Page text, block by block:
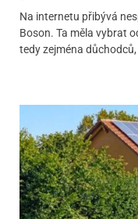
Na internetu přibývá
Boson. Ta měla vybrat
tedy zejména